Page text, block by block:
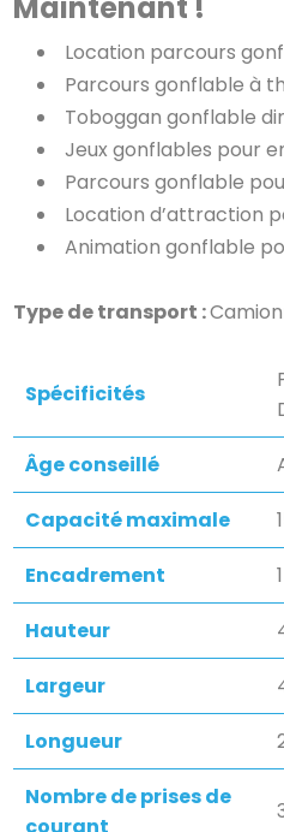
Location parcours
Parcours gonflable à
Toboggan gonflable
Jeux gonflables pour
Parcours gonflable
Location d’attraction
Animation gonflable
Type de transport :
Spécificités
Âge conseillé
Capacité maximale
Encadrement
Hauteur
Largeur
Longueur
Nombre de prises de
courant